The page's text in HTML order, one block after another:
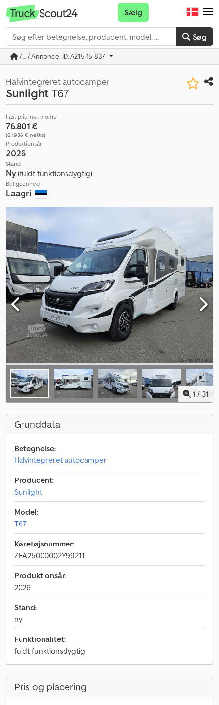
Søg
Sælg
/ ... / Annonce-ID: A215-15-837
Halvintegreret autocamper
SunlightT67
Fast pris inkl. moms
76.801 €
(61.936 € netto)
Produktionsår
2026
Stand
Ny(fuldt funktionsdygtig)
Beliggenhed
Laagri
1 / 31
Grunddata
Betegnelse:
Halvintegreret autocamper
Producent:
Sunlight
Model:
T67
Køretøjsnummer:
ZFA25000002Y99211
Produktionsår:
2026
Stand:
ny
Funktionalitet:
fuldt funktionsdygtig
Pris og placering